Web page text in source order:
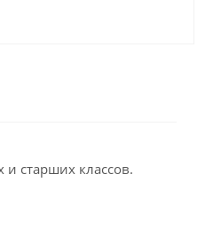
старших классов.